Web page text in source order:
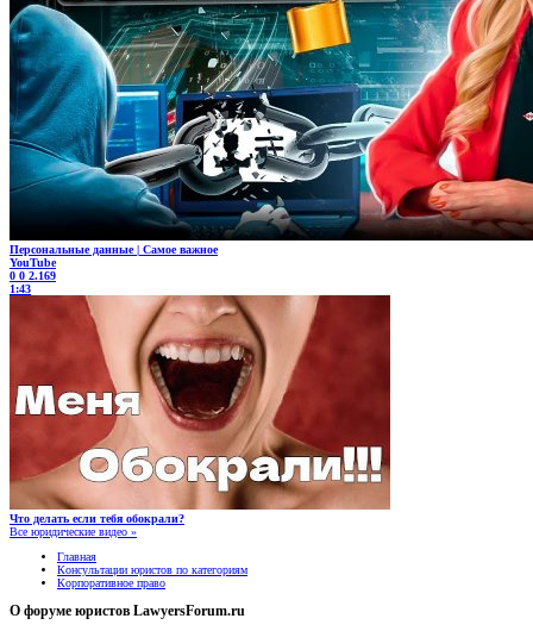
Персональные данные | Самое важное
YouTube
0 0 2.169
1:43
Что делать если тебя обокрали?
Все юридические видео »
Главная
Консультации юристов по категориям
Корпоративное право
О форуме юристов LawyersForum.ru